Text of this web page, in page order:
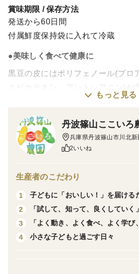
賞味期限 / 保存方法
発送から60日間
付属鮮度保持袋に入れて冷蔵
●美味しく食べて健康に
黒豆の皮にはポリフェノール(プロ
エピカテキン、アントシアニン)が
（黄大豆には含まれておりません）
高脂肪食と同時に黒大豆を食べる
れ、血糖値上昇抑制が動物実験に
す。
【㈱フジッコさんが神戸大学と行
全てにおいて他品種よりも高い評
(兵庫県による煮豆のアンケート調
また、江戸時代には将軍家慶への
もっと見る
丹波篠山ここいろ
兵庫県丹波篠山市川北新
2いいね
生産者のこだわり
1
子どもに「おいしい！」を届ける
2
「試して、知って、良くしていく
3
「よく動き、よく食べ、よく学び
4
小さな子どもと過ごす日々